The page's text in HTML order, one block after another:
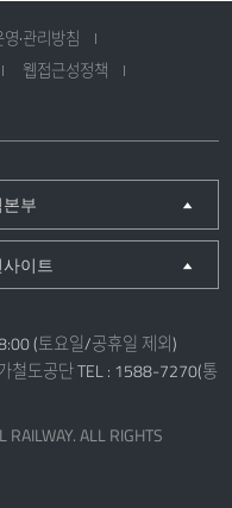
·관리방침
웹접근성정책
본부
사이트
(토요일/공휴일 제외)
철도공단 TEL : 1588-7270(통
RAILWAY. ALL RIGHTS